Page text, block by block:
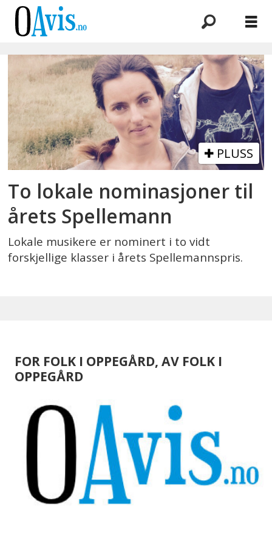
Emne:
maja
sk
ratkje
PLUSS
To lokale nominasjoner til
årets Spellemann
Lokale musikere er nominert i to vidt
forskjellige klasser i årets Spellemannspris.
FOR FOLK I OPPEGÅRD, AV FOLK I
OPPEGÅRD